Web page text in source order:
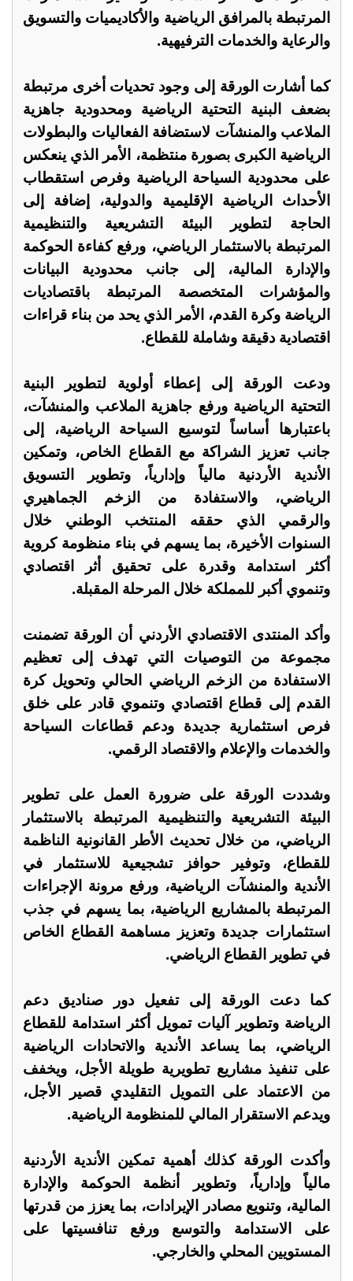
المرتبطة بالمرافق الرياضية والأكاديميات والتسويق
والرعاية والخدمات الترفيهية.
كما أشارت الورقة إلى وجود تحديات أخرى مرتبطة
بضعف البنية التحتية الرياضية ومحدودية جاهزية
الملاعب والمنشآت لاستضافة الفعاليات والبطولات
الرياضية الكبرى بصورة منتظمة، الأمر الذي ينعكس
على محدودية السياحة الرياضية وفرص استقطاب
الأحداث الرياضية الإقليمية والدولية، إضافة إلى
الحاجة لتطوير البيئة التشريعية والتنظيمية
المرتبطة بالاستثمار الرياضي، ورفع كفاءة الحوكمة
والإدارة المالية، إلى جانب محدودية البيانات
والمؤشرات المتخصصة المرتبطة باقتصاديات
الرياضة وكرة القدم، الأمر الذي يحد من بناء قراءات
اقتصادية دقيقة وشاملة للقطاع.
ودعت الورقة إلى إعطاء أولوية لتطوير البنية
التحتية الرياضية ورفع جاهزية الملاعب والمنشآت،
باعتبارها أساساً لتوسيع السياحة الرياضية، إلى
جانب تعزيز الشراكة مع القطاع الخاص، وتمكين
الأندية الأردنية مالياً وإدارياً، وتطوير التسويق
الرياضي، والاستفادة من الزخم الجماهيري
والرقمي الذي حققه المنتخب الوطني خلال
السنوات الأخيرة، بما يسهم في بناء منظومة كروية
أكثر استدامة وقدرة على تحقيق أثر اقتصادي
وتنموي أكبر للمملكة خلال المرحلة المقبلة.
وأكد المنتدى الاقتصادي الأردني أن الورقة تضمنت
مجموعة من التوصيات التي تهدف إلى تعظيم
الاستفادة من الزخم الرياضي الحالي وتحويل كرة
القدم إلى قطاع اقتصادي وتنموي قادر على خلق
فرص استثمارية جديدة ودعم قطاعات السياحة
والخدمات والإعلام والاقتصاد الرقمي.
وشددت الورقة على ضرورة العمل على تطوير
البيئة التشريعية والتنظيمية المرتبطة بالاستثمار
الرياضي، من خلال تحديث الأطر القانونية الناظمة
للقطاع، وتوفير حوافز تشجيعية للاستثمار في
الأندية والمنشآت الرياضية، ورفع مرونة الإجراءات
المرتبطة بالمشاريع الرياضية، بما يسهم في جذب
استثمارات جديدة وتعزيز مساهمة القطاع الخاص
في تطوير القطاع الرياضي.
كما دعت الورقة إلى تفعيل دور صناديق دعم
الرياضة وتطوير آليات تمويل أكثر استدامة للقطاع
الرياضي، بما يساعد الأندية والاتحادات الرياضية
على تنفيذ مشاريع تطويرية طويلة الأجل، ويخفف
من الاعتماد على التمويل التقليدي قصير الأجل،
ويدعم الاستقرار المالي للمنظومة الرياضية.
وأكدت الورقة كذلك أهمية تمكين الأندية الأردنية
مالياً وإدارياً، وتطوير أنظمة الحوكمة والإدارة
المالية، وتنويع مصادر الإيرادات، بما يعزز من قدرتها
على الاستدامة والتوسع ورفع تنافسيتها على
المستويين المحلي والخارجي.